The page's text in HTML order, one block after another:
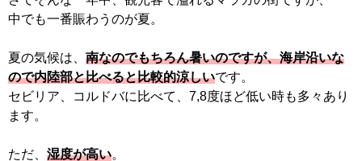
中でも一番賑わうのが夏。
夏の気候は、 南なのでもちろん暑いのですが、海岸沿いな
ので内陸部と比べると比較的涼しいです。
セビリア、コルドバに比べて、7,8度ほど低い時も多々あり
ます。
ただ、 湿度が高い。